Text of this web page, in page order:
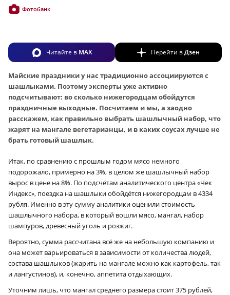
Фотобанк
Читайте в MAX Перейти вДзен
Майские праздники у нас традиционно ассоциируются с
шашлыками. Поэтому эксперты уже активно
подсчитывают: во сколько нижегородцам обойдутся
праздничные выходные. Посчитаем и мы, а заодно
расскажем, как правильно выбрать шашлычный набор, что
жарят на мангале вегетарианцы, и в каких соусах лучше не
брать готовый шашлык.
Итак, по сравнению с прошлым годом мясо немного
подорожало, примерно на 3%, в целом же шашлычный набор
вырос в цене на 8%. По подсчётам аналитического центра «Чек
Индекс», поездка на шашлыки обойдётся нижегородцам в 4334
рубля. Именно в эту сумму аналитики оценили стоимость
шашлычного набора, в который вошли мясо, мангал, набор
шампуров, древесный уголь и розжиг.
Вероятно, сумма рассчитана всё же на небольшую компанию и
она может варьироваться в зависимости от количества людей,
состава шашлыков (жарить на мангале можно как картофель, так
и лангустинов), и, конечно, аппетита отдыхающих.
Уточним лишь, что мангал среднего размера стоит 375 рублей,